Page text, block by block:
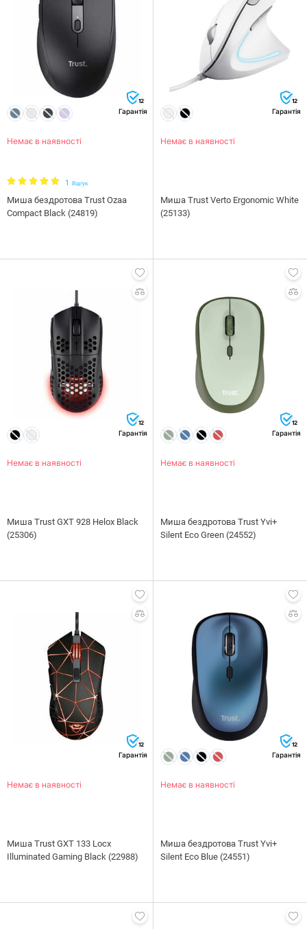
12
Гарантія
Немає в наявності
1 Відгук
Миша бездротова Trust Ozaa
Compact Black (24819)
12
Гарантія
Немає в наявності
Миша Trust Verto Ergonomic White
(25133)
12
Гарантія
Немає в наявності
Миша Trust GXT 928 Helox Black
(25306)
12
Гарантія
Немає в наявності
Миша бездротова Trust Yvi+
Silent Eco Green (24552)
12
Гарантія
Немає в наявності
Миша Trust GXT 133 Locx
Illuminated Gaming Black (22988)
12
Гарантія
Немає в наявності
Миша бездротова Trust Yvi+
Silent Eco Blue (24551)